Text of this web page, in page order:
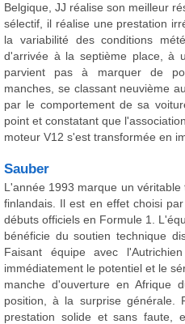
Belgique, JJ réalise son meilleur
sélectif, il réalise une prestation
la variabilité des conditions
d'arrivée à la septième place, à
parvient pas à marquer de
manches, se classant neuvième
par le comportement de sa
point et constatant que
moteur V12 s'est transformée en
Sauber
L'année 1993 marque un
finlandais. Il est en effet choisi
débuts officiels en Formule 1.
bénéficie du soutien technique
Faisant équipe avec
immédiatement le potentiel et le
manche d'ouverture en Afrique
position, à la surprise générale.
prestation solide et sans faute,